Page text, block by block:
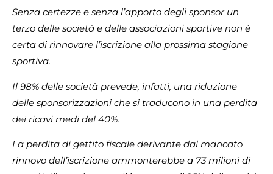
Senza certezze e senza l’apporto degli sponsor un
terzo delle società e delle associazioni sportive non è
certa di rinnovare l’iscrizione alla prossima stagione
sportiva.
Il 98% delle società prevede, infatti, una riduzione
delle sponsorizzazioni che si traducono in una perdita
dei ricavi medi del 40%.
La perdita di gettito fiscale derivante dal mancato
rinnovo dell’iscrizione ammonterebbe a 73 milioni di